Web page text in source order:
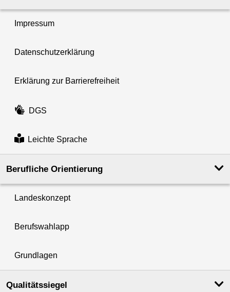
Impressum
Datenschutzerklärung
Erklärung zur Barrierefreiheit
DGS
Leichte Sprache
Berufliche Orientierung
Landeskonzept
Berufswahlapp
Grundlagen
Qualitätssiegel